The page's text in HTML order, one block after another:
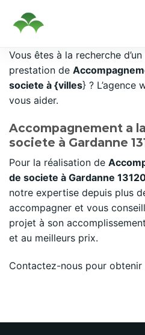
Passer
au
contenu
Vous êtes à la recherche
prestation de
societe à {villes} ? L’agence
vous aider.
Accompagnement a
societe à Gardanne
Pour la réalisation de
de societe à Gardanne
notre expertise depuis plus
accompagner et vous
projet à son
et au meilleurs prix.
Contactez-nous pour obtenir